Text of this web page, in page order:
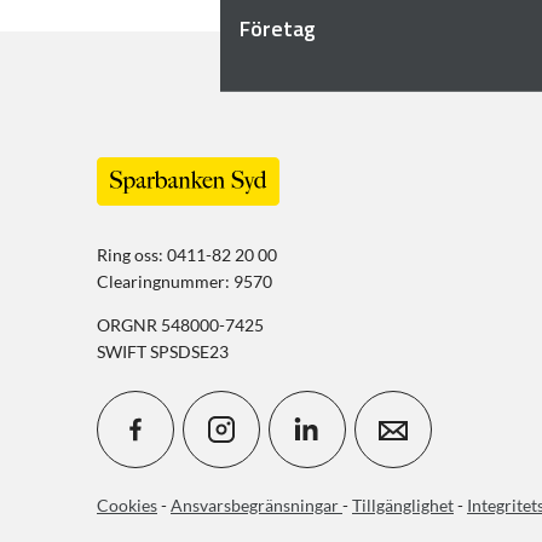
Företag
Ring oss: 0411-82 20 00
Clearingnummer: 9570
ORGNR 548000-7425
SWIFT SPSDSE23
Cookies-Ansvarsbegränsningar-Tillgänglighet-